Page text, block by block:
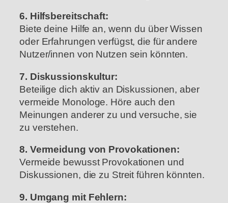
6. Hilfsbereitschaft:
Biete deine Hilfe an, wenn du über Wissen
oder Erfahrungen verfügst, die für andere
Nutzer/innen von Nutzen sein könnten.
7. Diskussionskultur:
Beteilige dich aktiv an Diskussionen, aber
vermeide Monologe. Höre auch den
Meinungen anderer zu und versuche, sie
zu verstehen.
8. Vermeidung von Provokationen:
Vermeide bewusst Provokationen und
Diskussionen, die zu Streit führen könnten.
9. Umgang mit Fehlern: